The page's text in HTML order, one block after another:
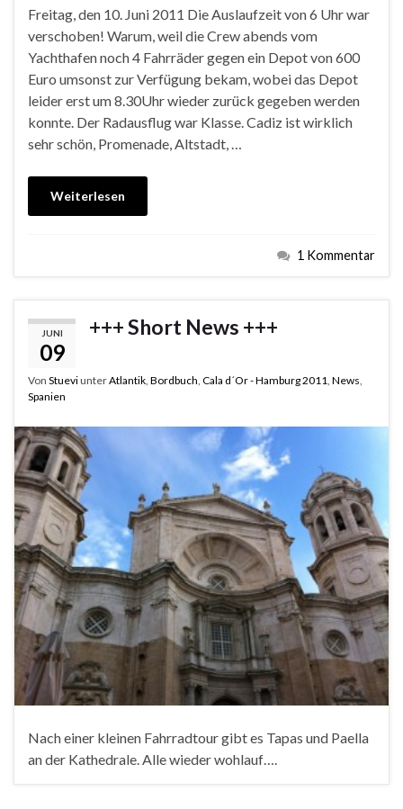
Freitag, den 10. Juni 2011 Die Auslaufzeit von 6 Uhr war
verschoben! Warum, weil die Crew abends vom
Yachthafen noch 4 Fahrräder gegen ein Depot von 600
Euro umsonst zur Verfügung bekam, wobei das Depot
leider erst um 8.30Uhr wieder zurück gegeben werden
konnte. Der Radausflug war Klasse. Cadiz ist wirklich
sehr schön, Promenade, Altstadt, …
Weiterlesen
1 Kommentar
JUNI
09
+++ Short News +++
Von StueviunterAtlantik, Bordbuch, Cala d´Or - Hamburg 2011, News,
Spanien
Nach einer kleinen Fahrradtour gibt es Tapas und Paella
an der Kathedrale. Alle wieder wohlauf….